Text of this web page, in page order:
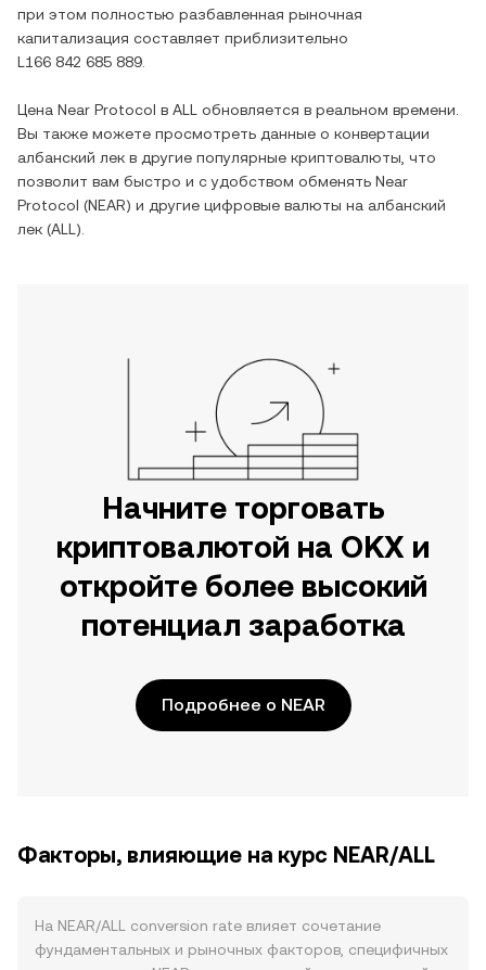
при этом полностью разбавленная рыночная
капитализация составляет приблизительно
L166 842 685 889
Цена Near Protocol в ALL обновляется в реальном времени.
Вы также можете просмотреть данные о конвертации
албанский лек в другие популярные криптовалюты, что
позволит вам быстро и с удобством обменять Near
Protocol (NEAR) и другие цифровые валюты на албанский
лек (ALL ).
Начните торговать
криптовалютой на OKX и
откройте более высокий
потенциал заработка
Подробнее о NEAR
Факторы, влияющие на курс NEAR/ALL
На NEAR/ALL conversion rate влияет сочетание
фундаментальных и рыночных факторов, специфичных